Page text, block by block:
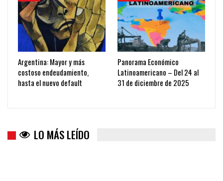
Argentina: Mayor y más
costoso endeudamiento,
hasta el nuevo default
Panorama Económico
Latinoamericano – Del 24 al
31 de diciembre de 2025
LO MÁS LEÍDO